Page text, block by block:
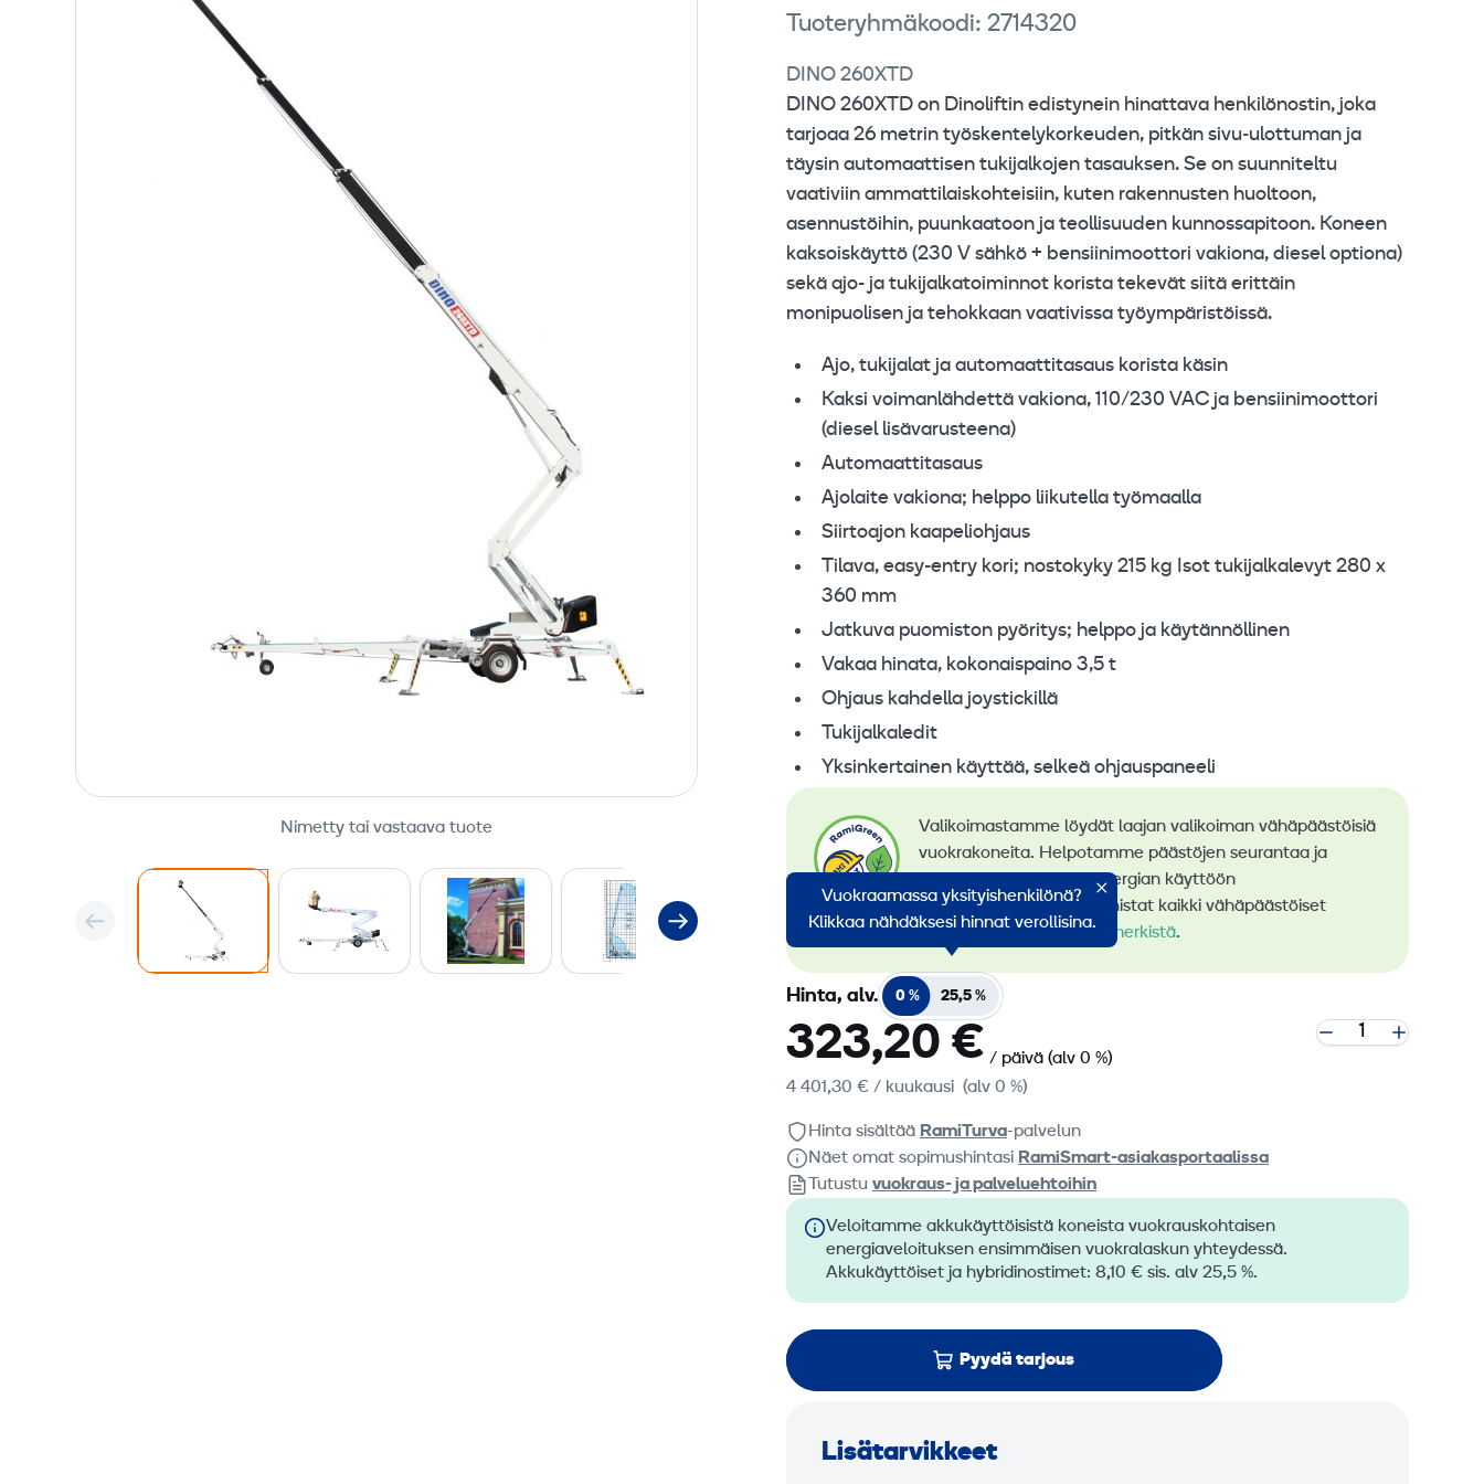
Nimetty tai vastaava tuote
Tuoteryhmäkoodi: 2714320
DINO 260XTD
DINO 260XTD on Dinoliftin edistynein hinattava henkilönostin, joka
tarjoaa 26 metrin työskentelykorkeuden, pitkän sivu‑ulottuman ja
täysin automaattisen tukijalkojen tasauksen. Se on suunniteltu
vaativiin ammattilaiskohteisiin, kuten rakennusten huoltoon,
asennustöihin, puunkaatoon ja teollisuuden kunnossapitoon. Koneen
kaksoiskäyttö (230 V sähkö + bensiinimoottori vakiona, diesel optiona)
sekä ajo- ja tukijalkatoiminnot korista tekevät siitä erittäin
monipuolisen ja tehokkaan vaativissa työympäristöissä.
Ajo, tukijalat ja automaattitasaus korista käsin
Kaksi voimanlähdettä vakiona, 110/230 VAC ja bensiinimoottori
(diesel lisävarusteena)
Automaattitasaus
Ajolaite vakiona; helppo liikutella työmaalla
Siirtoajon kaapeliohjaus
Tilava, easy-entry kori; nostokyky 215 kg Isot tukijalkalevyt 280 x
360 mm
Jatkuva puomiston pyöritys; helppo ja käytännöllinen
Vakaa hinata, kokonaispaino 3,5 t
Ohjaus kahdella joystickillä
Tukijalkaledit
Yksinkertainen käyttää, selkeä ohjauspaneeli
Valikoimastamme löydät laajan valikoiman vähäpäästöisiä
vuokrakoneita. Helpotamme päästöjen seurantaa ja
siirtymistä uusiutuvan energian käyttöön
konevuokrauksessa. Tunnistat kaikki vähäpäästöiset
koneemme RamiGreen-merkistä.
Vuokraamassa yksityishenkilönä?
Klikkaa nähdäksesi hinnat verollisina.
Hinta, alv. 0 % 25,5 %
323,20 € / päivä (alv 0 %)
4 401,30 € / kuukausi (alv 0 %)
Hinta sisältää RamiTurva-palvelun
Näet omat sopimushintasi RamiSmart-asiakasportaalissa
Tutustu vuokraus- ja palveluehtoihin
Veloitamme akkukäyttöisistä koneista vuokrauskohtaisen
energiaveloituksen ensimmäisen vuokralaskun yhteydessä.
Akkukäyttöiset ja hybridinostimet: 8,10 € sis. alv 25,5 %.
Pyydä tarjous
Lisätarvikkeet